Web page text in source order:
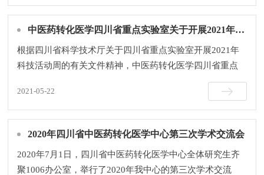
中医药转化医学四川省重点实验室关于开展2021年科技周公众开放日活动的通知
根据四川省科学技术厅关于四川省重点实验室开展2021年
科技活动周的有关文件精神，中医药转化医学四川省重点
实验室将举办“中医药传承创新：中国共产党领导科技发
展”为主题的实验室公众开放日活动。
2021-05-22 
2020年四川省中医药转化医学中心第三次学术交流会
2020年7月1日，四川省中医药转化医学中心全体研究生齐
聚1006办公室，举行了2020年我中心的第三次学术交流